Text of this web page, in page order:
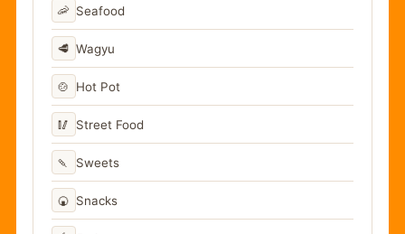
🦐 Seafood
🥩 Wagyu
🍲 Hot Pot
🥢 Street Food
🍡 Sweets
🍘 Snacks